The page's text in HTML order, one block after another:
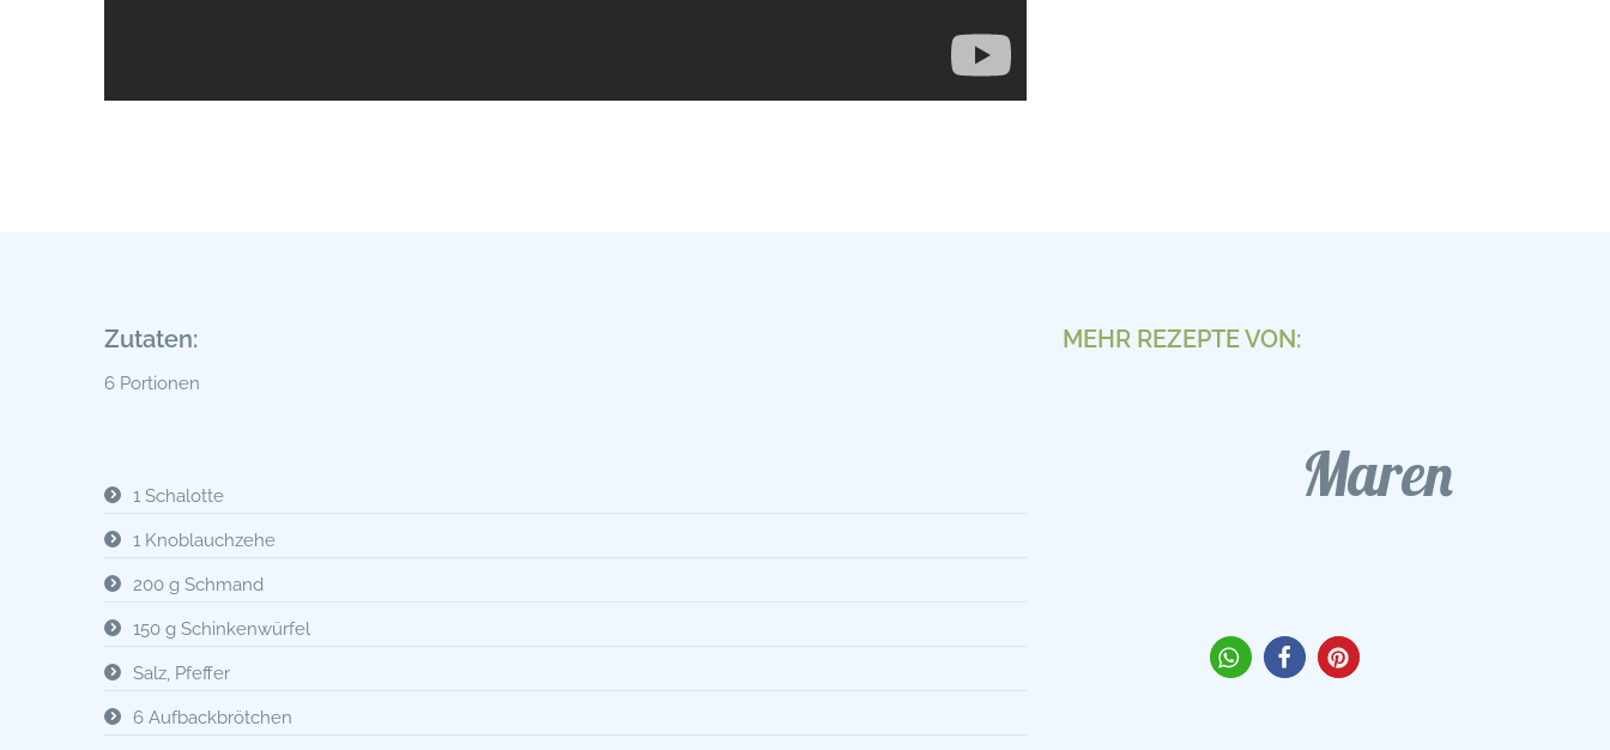
Zutaten:
6 Portionen
1 Schalotte
1 Knoblauchzehe
200 g Schmand
150 g Schinkenwürfel
Salz, Pfeffer
6 Aufbackbrötchen
MEHR REZEPTE VON:
Maren